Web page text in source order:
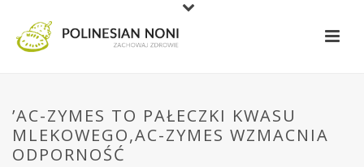
’AC-ZYMES TO PAŁECZKI KWASU
MLEKOWEGO,AC-ZYMES WZMACNIA
ODPORNOŚĆ